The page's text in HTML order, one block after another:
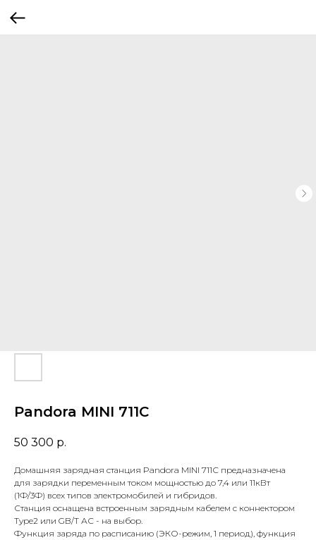
Pandora MINI 711С
50 300 р.
Домашняя зарядная станция Pandora MINI 711С предназначена
для зарядки переменным током мощностью до 7,4 или 11кВт
(1Ф/3Ф) всех типов электромобилей и гибридов.
Станция оснащена встроенным зарядным кабелем с коннектором
Type2 или GB/T АС - на выбор.
Функция заряда по расписанию (ЭКО-режим, 1 период), функция